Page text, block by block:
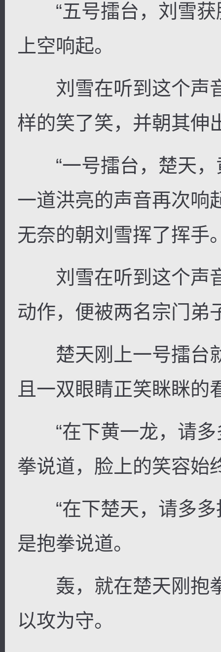
“五号擂台，刘雪获
上空响起。
刘雪在听到这个声
样的笑了笑，并朝其伸
“一号擂台，楚天，
一道洪亮的声音再次响
无奈的朝刘雪挥了挥手
刘雪在听到这个声
动作，便被两名宗门弟
楚天刚上一号擂台
且一双眼睛正笑眯眯的
“在下黄一龙，请多
拳说道，脸上的笑容始
“在下楚天，请多多
是抱拳说道。
轰，就在楚天刚抱
以攻为守。